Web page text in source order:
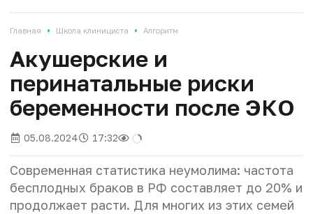
Главная • Школа клинициста • Алгоритм
Акушерские и
перинатальные риски
беременности после ЭКО
05.08.2024 17:32
Современная статистика неумолима: частота
бесплодных браков в РФ составляет до 20% и
продолжает расти. Для многих из этих семей